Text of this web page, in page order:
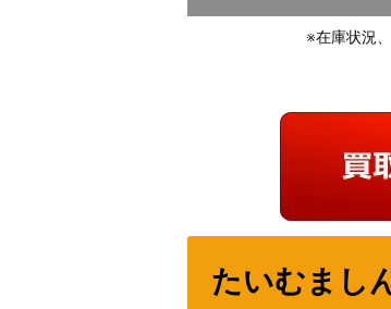
※在庫状況
たいむまし